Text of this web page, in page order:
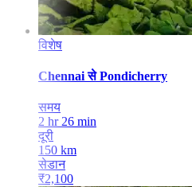
विशेष
Chennai से Pondicherry
समय
2 hr 26 min
दूरी
150 km
सेडान
₹2,100